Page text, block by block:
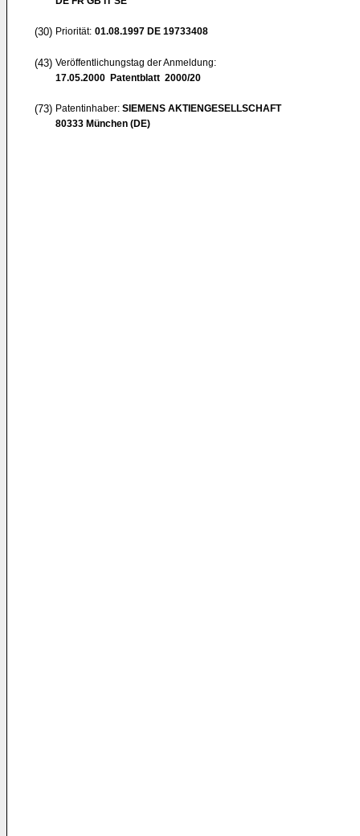
(30) Priorität: 01.08.1997 DE 19733408
(43) Veröffentlichungstag der Anmeldung:
17.05.2000 Patentblatt 2000/20
(73) Patentinhaber: SIEMENS AKTIENGESELLSCHAFT
80333 München (DE)